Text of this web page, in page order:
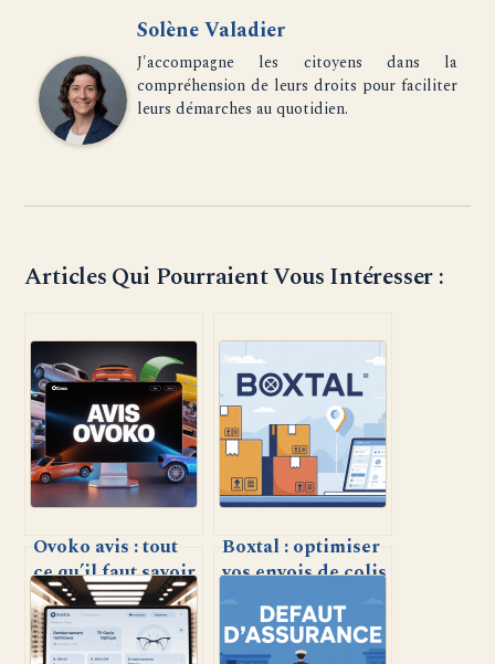
Solène Valadier
J'accompagne les citoyens dans la
compréhension de leurs droits pour faciliter
leurs démarches au quotidien.
Articles Qui Pourraient Vous Intéresser :
Ovoko avis : tout
ce qu’il faut savoir
avant d’acheter ou
vendre
Boxtal : optimiser
vos envois de colis
pour les
professionnels et
e-commerçants